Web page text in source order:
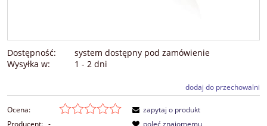
Dostępność:
system dostępny pod zamówienie
Wysyłka w:
1 - 2 dni
dodaj do przechowalni
Ocena:
zapytaj o produkt